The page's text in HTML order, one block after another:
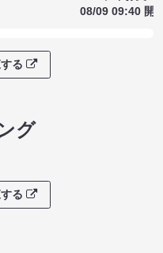
08/09 09:40 開
る
グ
る